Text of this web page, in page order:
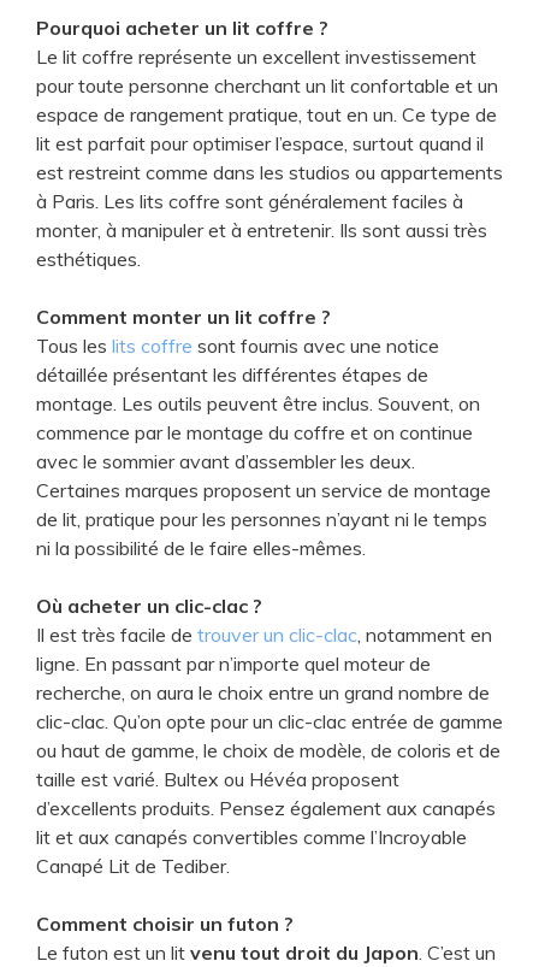
Pourquoi acheter un lit coffre ?
Le lit coffre représente un excellent investissement
pour toute personne cherchant un lit confortable et un
espace de rangement pratique, tout en un. Ce type de
lit est parfait pour optimiser l’espace, surtout quand il
est restreint comme dans les studios ou appartements
à Paris. Les lits coffre sont généralement faciles à
monter, à manipuler et à entretenir. Ils sont aussi très
esthétiques.
Comment monter un lit coffre ?
Tous les lits coffre sont fournis avec une notice
détaillée présentant les différentes étapes de
montage. Les outils peuvent être inclus. Souvent, on
commence par le montage du coffre et on continue
avec le sommier avant d’assembler les deux.
Certaines marques proposent un service de montage
de lit, pratique pour les personnes n’ayant ni le temps
ni la possibilité de le faire elles-mêmes.
Où acheter un clic-clac ?
Il est très facile de trouver un clic-clac, notamment en
ligne. En passant par n’importe quel moteur de
recherche, on aura le choix entre un grand nombre de
clic-clac. Qu’on opte pour un clic-clac entrée de gamme
ou haut de gamme, le choix de modèle, de coloris et de
taille est varié. Bultex ou Hévéa proposent
d’excellents produits. Pensez également aux canapés
lit et aux canapés convertibles comme l’Incroyable
Canapé Lit de Tediber.
Comment choisir un futon ?
Le futon est un lit venu tout droit du Japon. C’est un